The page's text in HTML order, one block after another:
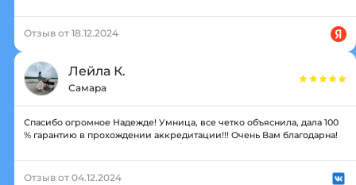
Отзыв от 18.12.2024
Лейла К.
Самара
Спасибо огромное Надежде! Умница, все четко объяснила, дала 100
% гарантию в прохождении аккредитации!!! Очень Вам благодарна!
Отзыв от 04.12.2024